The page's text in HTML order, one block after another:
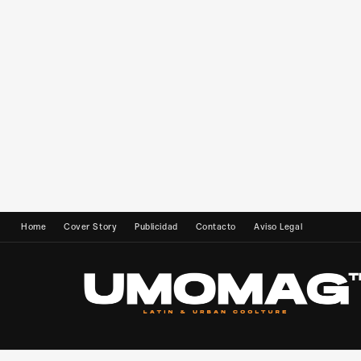
Home Cover Story Publicidad Contacto Aviso Legal